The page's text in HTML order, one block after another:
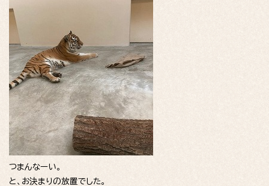
つまんなーい。
と、お決まりの放置でした。